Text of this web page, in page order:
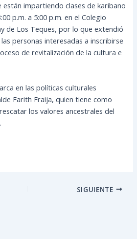
están impartiendo clases de karibano
p.m. a 5:00 p.m. en el Colegio
de Los Teques, por lo que extendió
personas interesadas a inscribirse
de revitalización de la cultura e
en las políticas culturales
Farith Fraija, quien tiene como
los valores ancestrales del
SIGUIENTE